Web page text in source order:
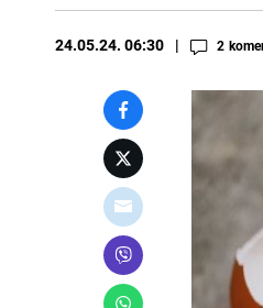
24.05.24. 06:30 2